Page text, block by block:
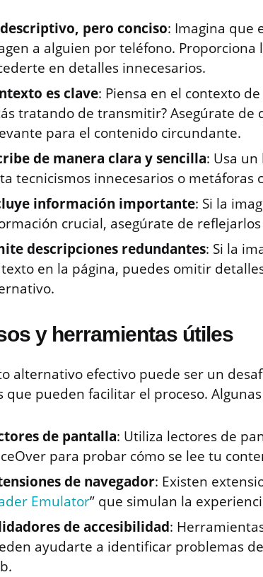
descriptivo, pero conciso: Imagina que
a alguien por teléfono. Proporciona
en detalles innecesarios.
es clave: Piensa en el contexto
tratando de transmitir? Asegúrate de
para el contenido circundante.
de manera clara y sencilla: Usa
tecnicismos innecesarios o metáforas
información importante: Si la
crucial, asegúrate de
descripciones redundantes: Si la
en la página, puedes omitir
y herramientas útiles
alternativo efectivo puede ser un
que pueden facilitar el proceso.
de pantalla: Utiliza lectores de
para probar cómo se lee tu
de navegador: Existen
Emulator” que simulan la
de accesibilidad:
ayudarte a identificar problemas